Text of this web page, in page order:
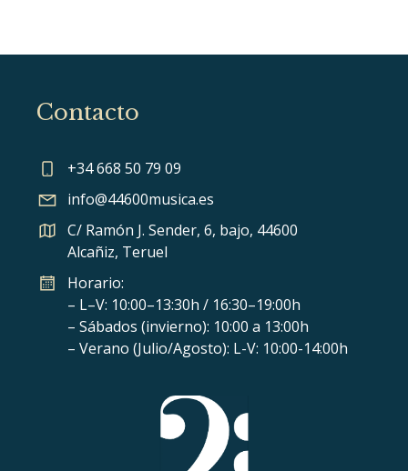
Contacto
+34 668 50 79 09
info@44600musica.es
C/ Ramón J. Sender, 6, bajo, 44600
Alcañiz, Teruel
Horario:
– L–V: 10:00–13:30h / 16:30–19:00h
– Sábados (invierno): 10:00 a 13:00h
– Verano (Julio/Agosto): L-V: 10:00-14:00h